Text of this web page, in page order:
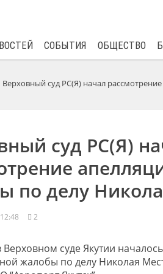
СОБЫТИЯ ОБЩЕСТВО
Верховный суд РС(Я) начал
суд РС(Я)
по делу
12:48 2
Верховном суде Якутии
жалобы по делу Николая